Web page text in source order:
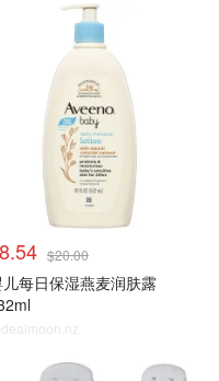
$20.00
每日保湿燕麦润肤露